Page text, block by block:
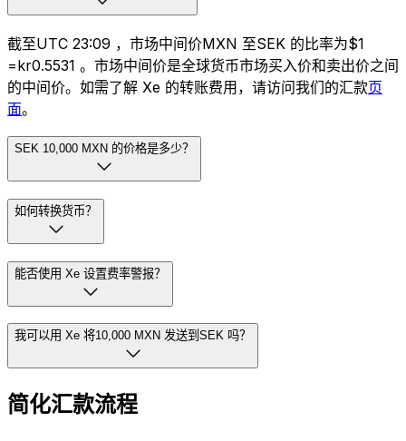
截至UTC 23:09 ，市场中间价MXN 至SEK 的比率为$1
=kr0.5531 。市场中间价是全球货币市场买入价和卖出价之间
的中间价。如需了解 Xe 的转账费用，请访问我们的汇款页
面。
SEK 10,000 MXN 的价格是多少？
如何转换货币？
能否使用 Xe 设置费率警报？
我可以用 Xe 将10,000 MXN 发送到SEK 吗？
简化汇款流程